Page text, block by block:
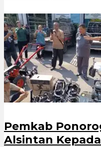
Pemkab
Alsintan